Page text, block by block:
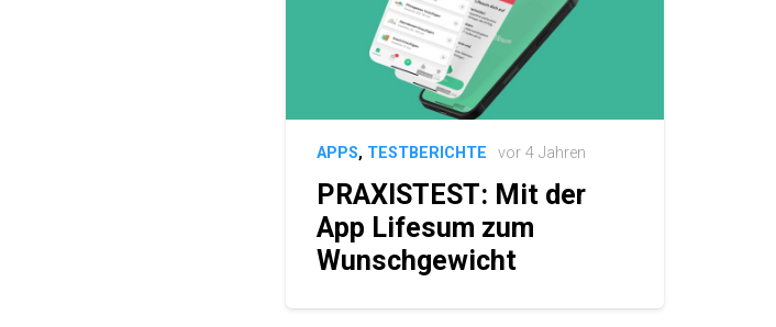
APPS, TESTBERICHTE vor 4 Jahren
PRAXISTEST: Mit der
App Lifesum zum
Wunschgewicht